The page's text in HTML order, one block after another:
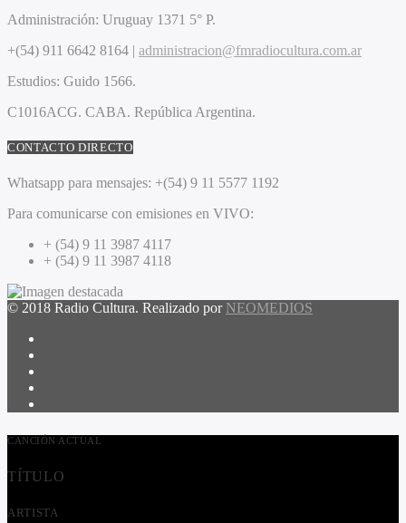
Administración: Uruguay 1371 5° P.
+(54) 911 6642 8164 | administracion@fmradiocultura.com.ar
Estudios: Guido 1566.
C1016ACG. CABA. República Argentina.
CONTACTO DIRECTO
Whatsapp para mensajes: +(54) 9 11 5577 1192
Para comunicarse con emisiones en VIVO:
+ (54) 9 11 3987 4117
+ (54) 9 11 3987 4118
© 2018 Radio Cultura. Realizado por NEOMEDIOS
CANCIÓN ACTUAL
TÍTULO
ARTISTA